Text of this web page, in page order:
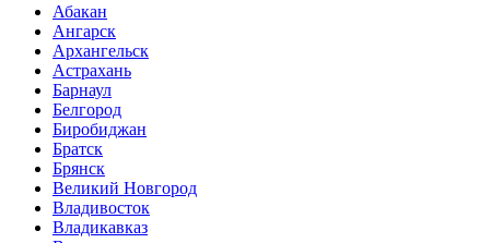
Абакан
Ангарск
Архангельск
Астрахань
Барнаул
Белгород
Биробиджан
Братск
Брянск
Великий Новгород
Владивосток
Владикавказ